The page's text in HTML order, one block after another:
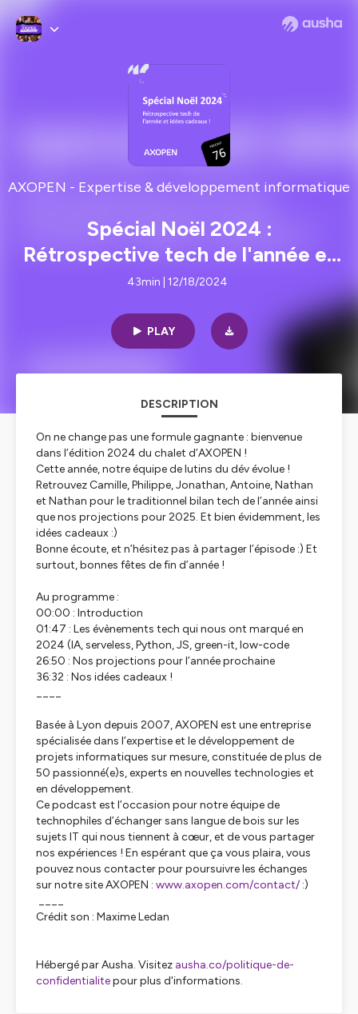
AXOPEN - Expertise & développement informatique
Spécial Noël 2024 :
Rétrospective tech de l'année et
idées cadeaux !
43min | 12/18/2024
PLAY
DESCRIPTION
On ne change pas une formule gagnante : bienvenue
dans l’édition 2024 du chalet d’AXOPEN !
Cette année, notre équipe de lutins du dév évolue !
Retrouvez Camille, Philippe, Jonathan, Antoine, Nathan
et Nathan pour le traditionnel bilan tech de l’année ainsi
que nos projections pour 2025. Et bien évidemment, les
idées cadeaux :)
Bonne écoute, et n’hésitez pas à partager l’épisode :) Et
surtout, bonnes fêtes de fin d’année !
Au programme :
00:00 : Introduction
01:47 : Les évènements tech qui nous ont marqué en
2024 (IA, serveless, Python, JS, green-it, low-code
26:50 : Nos projections pour l’année prochaine
36:32 : Nos idées cadeaux !
Basée à Lyon depuis 2007, AXOPEN est une entreprise
spécialisée dans l’expertise et le développement de
projets informatiques sur mesure, constituée de plus de
50 passionné(e)s, experts en nouvelles technologies et
en développement.
Ce podcast est l’occasion pour notre équipe de
technophiles d’échanger sans langue de bois sur les
sujets IT qui nous tiennent à cœur, et de vous partager
nos expériences ! En espérant que ça vous plaira, vous
pouvez nous contacter pour poursuivre les échanges
sur notre site AXOPEN : www.axopen.com/contact/ :)
Crédit son : Maxime Ledan
Hébergé par Ausha. Visitez ausha.co/politique-de-
confidentialitepour plus d'informations.